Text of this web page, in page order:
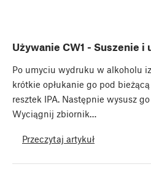
Używanie CW1 - Suszenie i
Po umyciu wydruku w alkoholu
krótkie opłukanie go pod
resztek IPA. Następnie wysusz
Wyciągnij zbiornik…
Przeczytaj artykuł